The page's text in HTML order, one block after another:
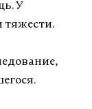
У
тяжести.